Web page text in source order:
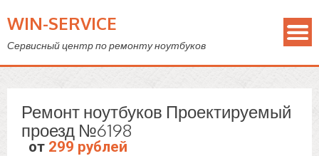
WIN-SERVICE
Сервисный центр по ремонту ноутбуков
Ремонт ноутбуков Проектируемый
проезд №6198
от 299 рублей